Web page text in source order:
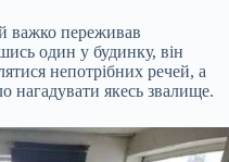
важко переживав
один у будинку, він
непотрібних речей, а
нагадувати якесь звалище.